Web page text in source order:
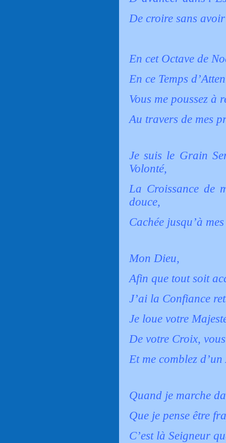
De croire sans
En cet Octave de
En ce Temps
Vous me poussez à
Au travers de mes
Je suis le Grain
Volonté,
La Croissance de
douce,
Cachée jusqu’à
Mon Dieu,
Afin que tout soit
J’ai la Confiance
Je loue votre
De votre Croix,
Et me comblez
Quand je marche
Que je pense être
C’est là Seigneur